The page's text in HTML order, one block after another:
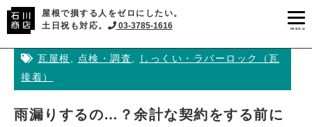
屋根で損する人をゼロにしたい。
土日祝も対応。
03-3785-1616 menu
瓦屋根 , 点検・調査 ,
しっくい・ラバーロック（瓦
接着）
雨漏りするの…？余計な契約をする前に